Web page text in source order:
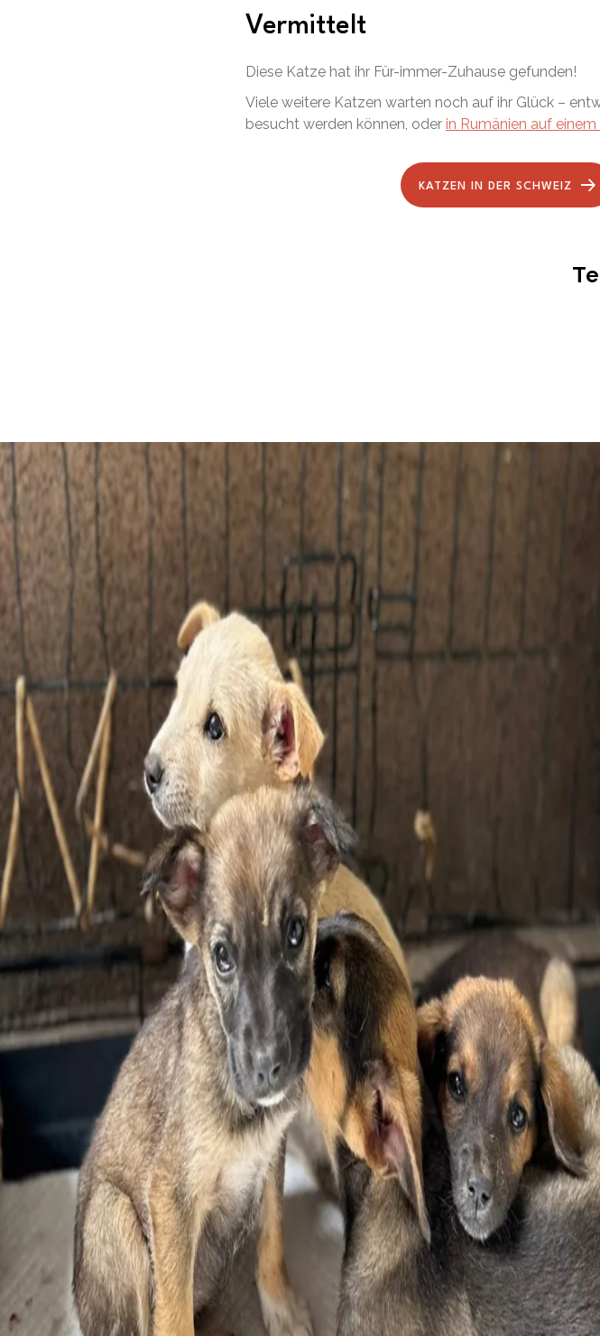
Vermittelt
Diese Katze hat ihr Für-immer-Zuhause gefunden!
Viele weitere Katzen warten noch auf ihr Glück –
besucht werden können, oder in Rumänien auf
KATZEN IN DER SCHWEIZ